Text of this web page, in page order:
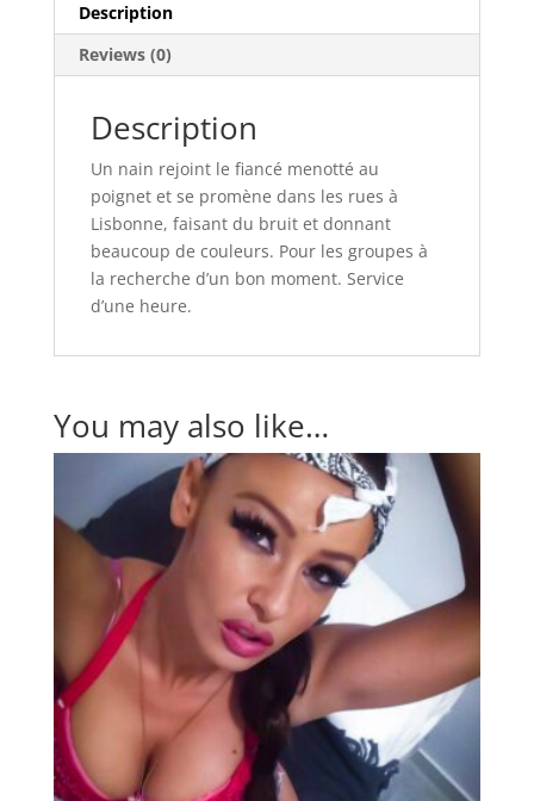
Description
Reviews (0)
Description
Un nain rejoint le fiancé menotté au
poignet et se promène dans les rues à
Lisbonne, faisant du bruit et donnant
beaucoup de couleurs. Pour les groupes à
la recherche d’un bon moment. Service
d’une heure.
You may also like…